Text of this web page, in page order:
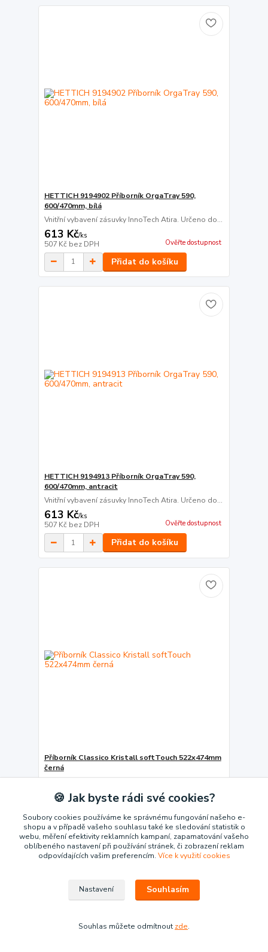
HETTICH 9194902 Příborník OrgaTray 590,
600/470mm, bílá
Vnitřní vybavení zásuvky InnoTech Atira. Určeno do...
613 Kč/ks
507 Kč bez DPH Ověřte dostupnost
Přidat do košíku
HETTICH 9194913 Příborník OrgaTray 590,
600/470mm, antracit
Vnitřní vybavení zásuvky InnoTech Atira. Určeno do...
613 Kč/ks
507 Kč bez DPH Ověřte dostupnost
Přidat do košíku
Příborník Classico Kristall softTouch 522x474mm
černá
Příborník Kristall softTouch 50 (522 x 474 mm) v p...
621 Kč/ ks
bez DPH Ověřte dostupnost
Přidat do košíku
🍪 Jak byste rádi své cookies?
Soubory cookies používáme ke správnému fungování našeho e-
shopu a v případě vašeho souhlasu také ke sledování statistik o
webu, měření efektivity reklamních kampaní, zapamatování vašeho
oblíbeného nastavení při používání stránek, či zobrazení reklam
odpovídajících vašim preferencím. Více k využití cookies
Nastavení Souhlasím
Souhlas můžete odmítnout zde.